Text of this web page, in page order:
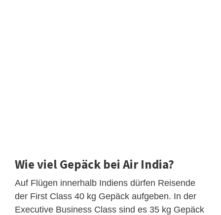
Wie viel Gepäck bei Air India?
Auf Flügen innerhalb Indiens dürfen Reisende
der First Class 40 kg Gepäck aufgeben. In der
Executive Business Class sind es 35 kg Gepäck